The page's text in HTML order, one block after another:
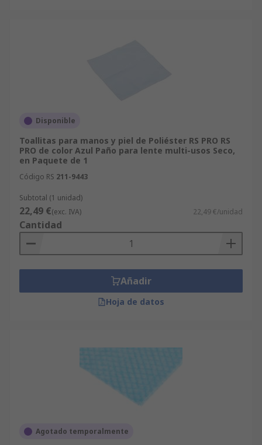
Disponible
Toallitas para manos y piel de Poliéster RS PRO RS
PRO de color Azul Paño para lente multi-usos Seco,
en Paquete de 1
Código RS 211-9443
Subtotal (1 unidad)
22,49 €(exc. IVA) 22,49 €/unidad
Cantidad
Añadir
Hoja de datos
Agotado temporalmente